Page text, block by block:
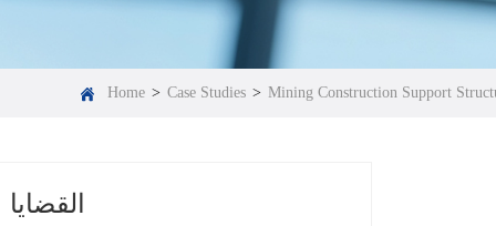
Home > Case Studies > Mining Construction Support
القضايا